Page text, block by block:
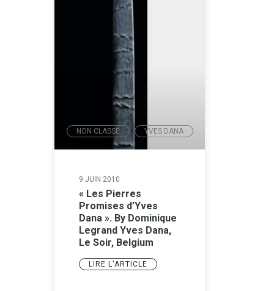
NON CLASSÉ , YVES DANA
9 JUIN 2010
« Les Pierres
Promises d’Yves
Dana ». By Dominique
Legrand Yves Dana,
Le Soir, Belgium
LIRE L'ARTICLE